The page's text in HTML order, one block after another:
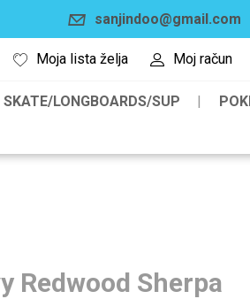
sanjindoo@gmail.com
Moj račun
Moja lista želja
SKATE/LONGBOARDS/SUP
Redwood Sherpa